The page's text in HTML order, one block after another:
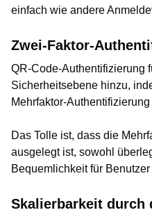
einfach wie andere
Zwei-Faktor-
QR-Code-Authentifizierung
Sicherheitsebene hinzu,
Mehrfaktor-
Das Tolle ist, dass die
ausgelegt ist, sowohl
Bequemlichkeit für
Skalierbarkeit durch